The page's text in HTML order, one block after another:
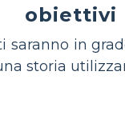
obiettivi
saranno in
storia